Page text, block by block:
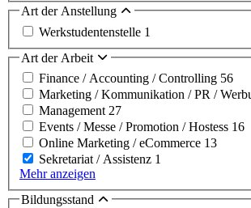
Art der Anstellung
Werkstudentenstelle 1
Art der Arbeit
Finance / Accounting / Controlling 56
Marketing / Kommunikation / PR /
Management27
Events / Messe / Promotion / Hostess 16
Online Marketing / eCommerce 13
Sekretariat / Assistenz 1
Mehr anzeigen
Bildungsstand